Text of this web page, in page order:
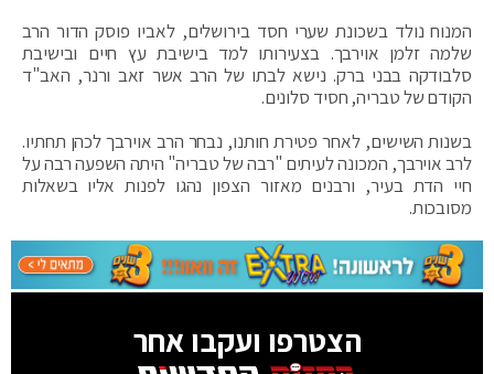
המנוח נולד בשכונת שערי חסד בירושלים, לאביו פוסק הדור הרב
שלמה זלמן אוירבך. בצעירותו למד בישיבת עץ חיים ובישיבת
סלבודקה בבני ברק. נישא לבתו של הרב אשר זאב ורנר, האב"ד
הקודם של טבריה, חסיד סלונים.
בשנות השישים, לאחר פטירת חותנו, נבחר הרב אוירבך לכהן תחתיו.
לרב אוירבך, המכונה לעיתים "רבה של טבריה" היתה השפעה רבה על
חיי הדת בעיר, ורבנים מאזור הצפון נהגו לפנות אליו בשאלות
מסובכות.
הצטרפו ועקבו אחר